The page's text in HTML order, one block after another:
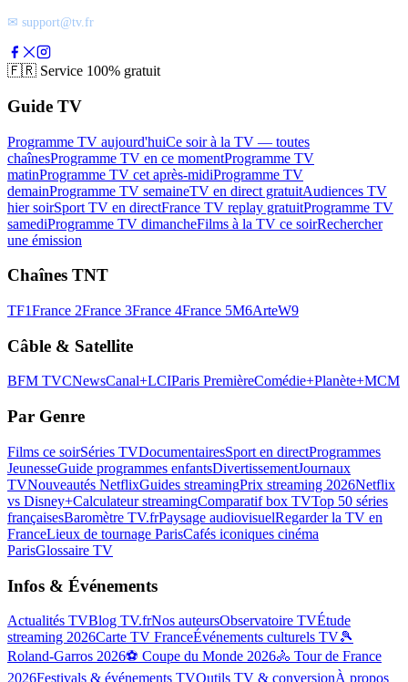
✉ support@tv.fr
🇫🇷 Service 100% gratuit
Guide TV
Programme TV aujourd'huiCe soir à la TV — toutes
chaînesProgramme TV en ce momentProgramme TV
matinProgramme TV cet après-midiProgramme TV
demainProgramme TV semaineTV en direct gratuitAudiences TV
hier soirSport TV en directFrance TV replay gratuitProgramme TV
samediProgramme TV dimancheFilms à la TV ce soirRechercher
une émission
Chaînes TNT
TF1France 2France 3France 4France 5M6ArteW9
Câble & Satellite
BFM TVCNewsCanal+LCIParis PremièreComédie+Planète+MCM
Par Genre
Films ce soirSéries TVDocumentairesSport en directProgrammes
JeunesseGuide programmes enfantsDivertissementJournaux
TVNouveautés NetflixGuides streamingPrix streaming 2026Netflix
vs Disney+Calculateur streamingComparatif box TVTop 50 séries
françaisesBaromètre TV.frPaysage audiovisuelRegarder la TV en
FranceLieux de tournage ParisCafés iconiques cinéma
ParisGlossaire TV
Infos & Événements
Actualités TVBlog TV.frNos auteursObservatoire TVÉtude
streaming 2026Carte TV FranceÉvénements culturels TV🎾
Roland-Garros 2026⚽ Coupe du Monde 2026🚴 Tour de France
2026Festivals & événements TVOutils TV & conversionÀ propos